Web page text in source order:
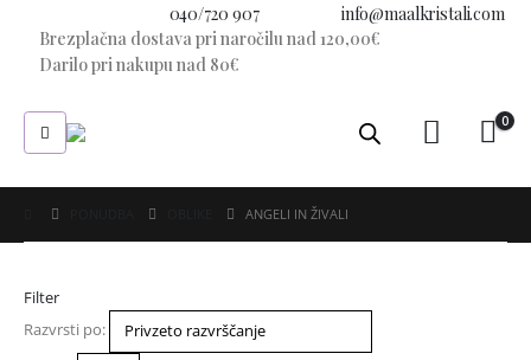
040/720 907
info@maalkristali.com
Brezplačna dostava pri naročilu nad 120,00€
Darilo pri nakupu nad 80€
0
ANGELI IN ŽIVALI
Filter
Razvrsti po: